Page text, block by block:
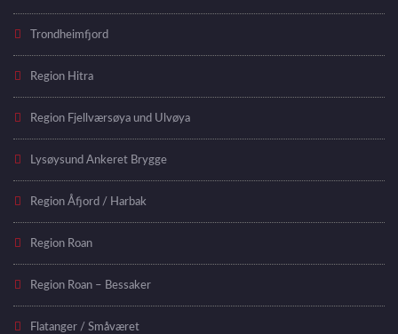
Trondheimfjord
Region Hitra
Region Fjellværsøya und Ulvøya
Lysøysund Ankeret Brygge
Region Åfjord / Harbak
Region Roan
Region Roan – Bessaker
Flatanger / Småværet